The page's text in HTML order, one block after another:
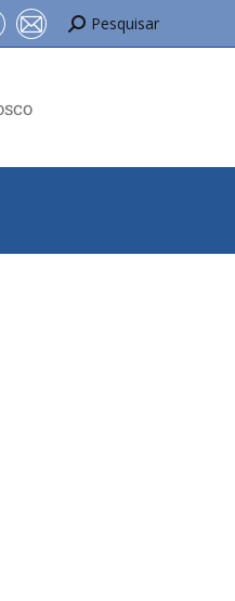
Pesquisar